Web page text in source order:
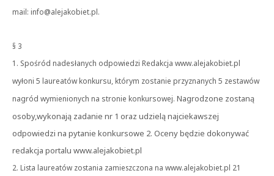
mail: info@alejakobiet.pl.
§ 3
1. Spośród nadesłanych odpowiedzi Redakcja www.alejakobiet.pl
wyłoni 5 laureatów konkursu, którym zostanie przyznanych 5 zestawów
nagród wymienionych na stronie konkursowej. Nagrodzone zostaną
osoby,wykonają zadanie nr 1 oraz udzielą najciekawszej
odpowiedzi na pytanie konkursowe 2. Oceny będzie dokonywać
redakcja portalu www.alejakobiet.pl
2. Lista laureatów zostania zamieszczona na www.alejakobiet.pl 21